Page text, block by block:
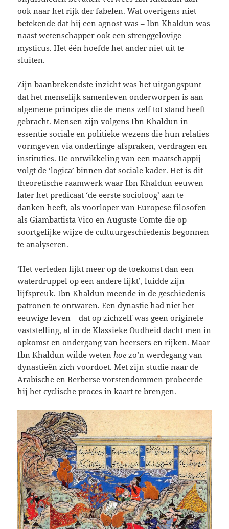
ook naar het rijk der fabelen. Wat overigens niet
betekende dat hij een agnost was – Ibn Khaldun was
naast wetenschapper ook een strenggelovige
mysticus. Het één hoefde het ander niet uit te
sluiten.
Zijn baanbrekendste inzicht was het uitgangspunt
dat het menselijk samenleven onderworpen is aan
algemene principes die de mens zelf tot stand heeft
gebracht. Mensen zijn volgens Ibn Khaldun in
essentie sociale en politieke wezens die hun relaties
vormgeven via onderlinge afspraken, verdragen en
instituties. De ontwikkeling van een maatschappij
volgt de ‘logica’ binnen dat sociale kader. Het is dit
theoretische raamwerk waar Ibn Khaldun eeuwen
later het predicaat ‘de eerste socioloog’ aan te
danken heeft, als voorloper van Europese filosofen
als Giambattista Vico en Auguste Comte die op
soortgelijke wijze de cultuurgeschiedenis begonnen
te analyseren.
‘Het verleden lijkt meer op de toekomst dan een
waterdruppel op een andere lijkt’, luidde zijn
lijfspreuk. Ibn Khaldun meende in de geschiedenis
patronen te ontwaren. Een dynastie had niet het
eeuwige leven – dat op zichzelf was geen originele
vaststelling, al in de Klassieke Oudheid dacht men in
opkomst en ondergang van heersers en rijken. Maar
Ibn Khaldun wilde weten hoe zo’n werdegang van
dynastieën zich voordoet. Met zijn studie naar de
Arabische en Berberse vorstendommen probeerde
hij het cyclische proces in kaart te brengen.